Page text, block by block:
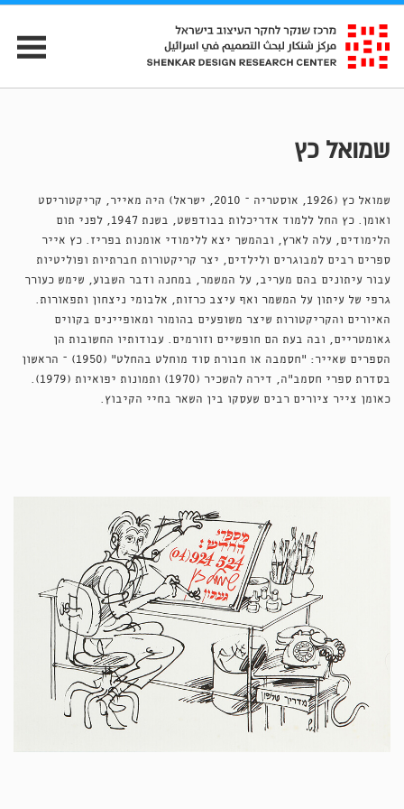
שמואל כץ
שמואל כץ (1926, אוסטריה – 2010, ישראל) היה מאייר, קריקטוריסט
ואומן. כץ החל ללמוד אדריכלות בבודפשט, בשנת 1947, לפני תום
הלימודים, עלה לארץ, ובהמשך יצא ללימודי אומנות בפריז. כץ אייר
ספרים רבים למבוגרים ולילדים, יצר קריקטורות חברתיות ופוליטיות
עבור עיתונים בהם מעריב, על המשמר, במחנה ודבר השבוע, שימש כעורך
גרפי של עיתון על המשמר ואף עיצב כרזות, אלבומי ניצחון ותפאורות.
האיורים והקריקטורות שיצר משופעים בהומור ומאופיינים בקווים
גאומטריים, ובה בעת הם חופשיים וזורמים. עבודותיו החשובות הן
הספרים שאייר: ״חסמבה או חבורת סוד מוחלט בהחלט״ (1950) – הראשון
בסדרת ספרי חסמב״ה, דירה להשכיר (1970) ותמונות יפואיות (1979).
כאומן צייר ציורים רבים שעסקו בין השאר בחיי הקיבוץ.